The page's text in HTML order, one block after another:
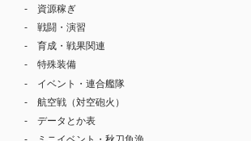
資源稼ぎ
戦闘・演習
育成・戦果関連
特殊装備
イベント・連合艦隊
航空戦（対空砲火）
データとか表